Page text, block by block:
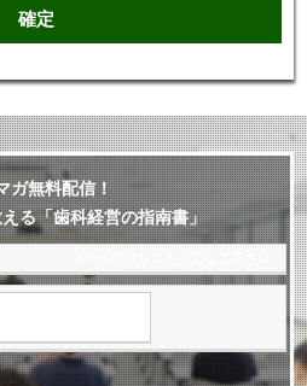
ガ無料配信！
る「歯科経営の指南書」